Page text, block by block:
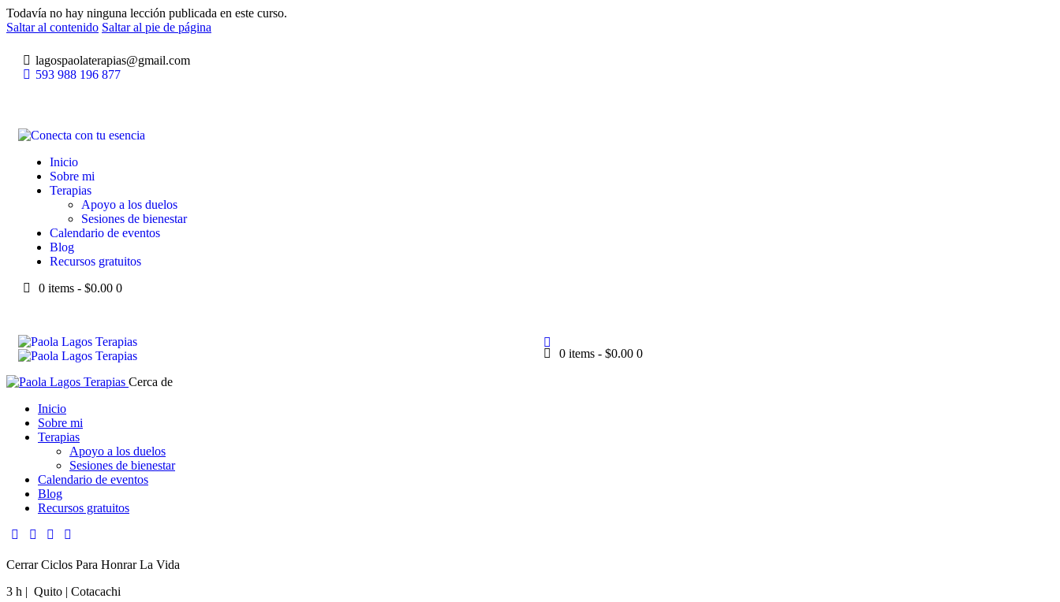
Todavía no hay ninguna lección publicada en este curso.
Saltar al contenido Saltar al pie de página
lagospaolaterapias@gmail.com
593 988 196 877
Inicio
Sobre mi
Terapias
Apoyo a los duelos
Sesiones de bienestar
Calendario de eventos
Blog
Recursos gratuitos
0 items - $0.00 0
0 items - $0.00 0
Cerca de
Inicio
Sobre mi
Terapias
Apoyo a los duelos
Sesiones de bienestar
Calendario de eventos
Blog
Recursos gratuitos
Cerrar Ciclos Para Honrar La Vida
3 h | Quito | Cotacachi